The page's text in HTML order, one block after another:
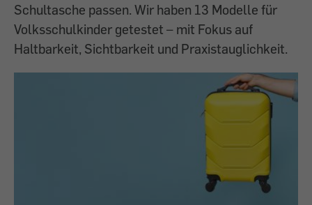
Schultasche passen. Wir haben 13 Modelle für
Volksschulkinder getestet – mit Fokus auf
Haltbarkeit, Sichtbarkeit und Praxistauglichkeit.